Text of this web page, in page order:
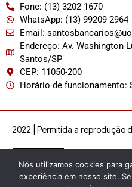
Fone: (13) 3202 1670
WhatsApp: (13) 99209 2964
Email:
Endereço: Av. Washington
Santos/SP
CEP: 11050-200
Horário de funcionamento:
2022 | Permitida a reprodução
Nós utilizamos cookies para
experiência em nosso site.